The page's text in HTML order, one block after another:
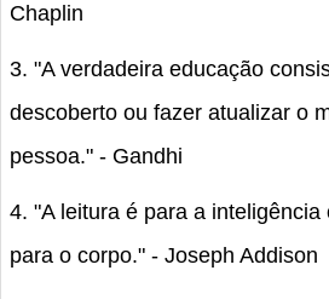
Chaplin
3. "A verdadeira educação
descoberto ou fazer atualizar o
pessoa." - Gandhi
4. "A leitura é para a
para o corpo." - Joseph Addison